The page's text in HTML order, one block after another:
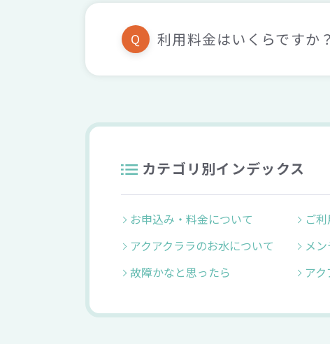
Q 利用料金はいくらですか？
カテゴリ別インデックス
お申込み・料金について ご
アクアクララのお水について
メ
故障かなと思ったら
ア